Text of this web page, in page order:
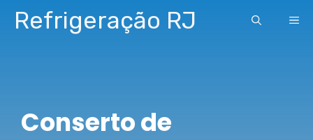
Pular
paraRefrigeração RJ
Conserto de